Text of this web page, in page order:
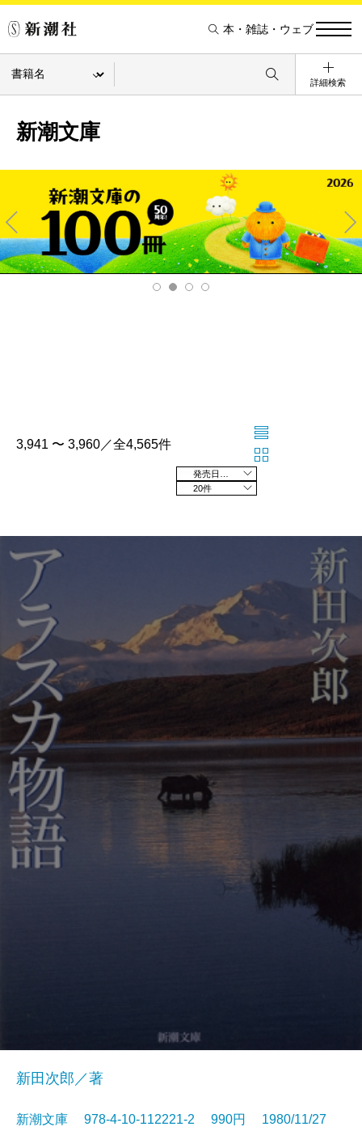
本・雑誌・ウェブ
詳細検索
新潮文庫
Pre
v
Ne
xt
3,941 〜 3,960／全4,565件
20件
新田次郎／著
新潮文庫 978-4-10-112221-2 990円 1980/11/27